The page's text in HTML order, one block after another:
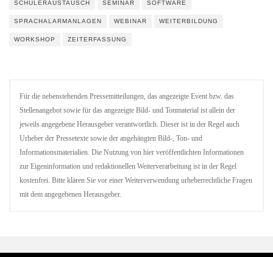
SCHÜLERAUSTAUSCH SEMINAR SOFTWARE
SPRACHALARMANLAGEN WEBINAR WEITERBILDUNG
WORKSHOP ZEITERFASSUNG
Für die nebenstehenden Pressemitteilungen, das angezeigte Event bzw. das
Stellenangebot sowie für das angezeigte Bild- und Tonmaterial ist allein der
jeweils angegebene Herausgeber verantwortlich. Dieser ist in der Regel auch
Urheber der Pressetexte sowie der angehängten Bild-, Ton- und
Informationsmaterialien. Die Nutzung von hier veröffentlichten Informationen
zur Eigeninformation und redaktionellen Weiterverarbeitung ist in der Regel
kostenfrei. Bitte klären Sie vor einer Weiterverwendung urheberrechtliche Fragen
mit dem angegebenen Herausgeber.